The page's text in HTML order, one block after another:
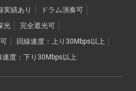
実績あり
ドラム演奏可
光
完全遮光可
回線速度：上り30Mbps以上
速度：下り30Mbps以上